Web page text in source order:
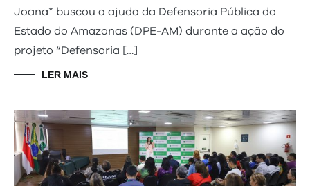
Joana* buscou a ajuda da Defensoria Pública do
Estado do Amazonas (DPE-AM) durante a ação do
projeto “Defensoria […]
LER MAIS